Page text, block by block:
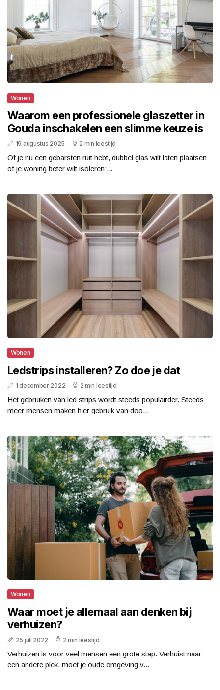
Wonen
Waarom een professionele glaszetter in
Gouda inschakelen een slimme keuze is
19 augustus 2025 2 min leestijd
Of je nu een gebarsten ruit hebt, dubbel glas wilt laten plaatsen
of je woning beter wilt isoleren:...
Wonen
Ledstrips installeren? Zo doe je dat
1 december 2022 2 min leestijd
Het gebruiken van led strips wordt steeds populairder. Steeds
meer mensen maken hier gebruik van doo...
Wonen
Waar moet je allemaal aan denken bij
verhuizen?
25 juli 2022 2 min leestijd
Verhuizen is voor veel mensen een grote stap. Verhuist naar
een andere plek, moet je oude omgeving v...